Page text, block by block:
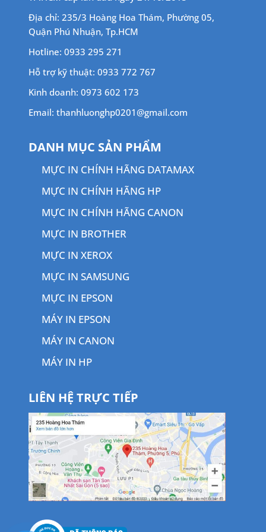
Địa chỉ: 235/3 Hoàng Hoa Thám, Phường 05,
Quận Phú Nhuận, Tp.HCM
Hotline: 0933 295 271
Hỗ trợ kỹ thuật: 0933 772 767
Kinh doanh: 0973 602 173
Email: thanhluonghp0201@gmail.com
DANH MỤC SẢN PHẨM
MỰC IN CHÍNH HÃNG DATAMAX
MỰC IN CHÍNH HÃNG HP
MỰC IN CHÍNH HÃNG CANON
MỰC IN BROTHER
MỰC IN XEROX
MỰC IN SAMSUNG
MỰC IN EPSON
MÁY IN EPSON
MÁY IN CANON
MÁY IN HP
LIÊN HỆ TRỰC TIẾP